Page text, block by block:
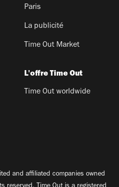
Paris
La publicité
Time Out Market
L'offre Time Out
Time Out worldwide
and affiliated companies owned